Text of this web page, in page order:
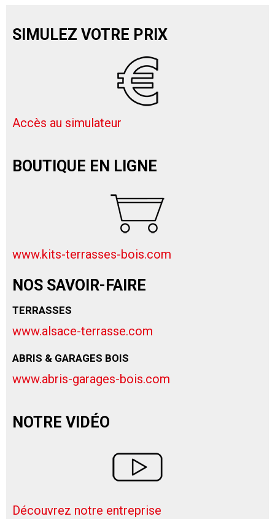
SIMULEZ VOTRE PRIX
Accès au simulateur
BOUTIQUE EN LIGNE
www.kits-terrasses-bois.com
NOS SAVOIR-FAIRE
TERRASSES
www.alsace-terrasse.com
ABRIS & GARAGES BOIS
www.abris-garages-bois.com
NOTRE VIDÉO
Découvrez notre entreprise